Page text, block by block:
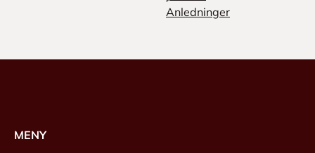
Anledninger
MENY